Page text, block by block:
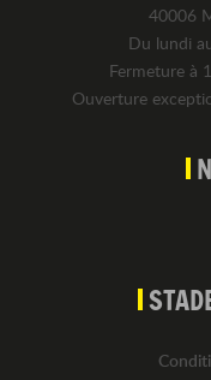
40006
Du lundi
Fermeture à
Ouverture